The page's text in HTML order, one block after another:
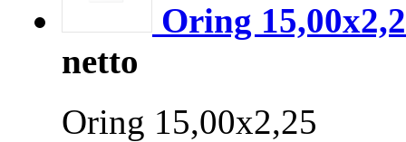
Oring
netto
Oring 15,00x2,25